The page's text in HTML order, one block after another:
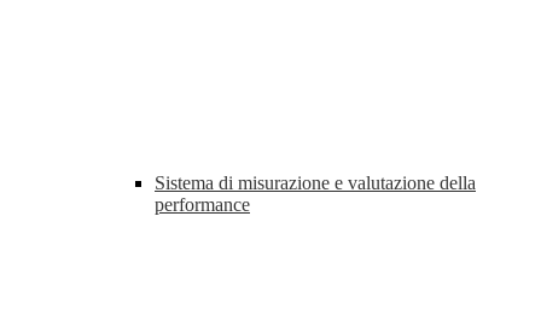
Sistema di misurazione e valutazione della
performance